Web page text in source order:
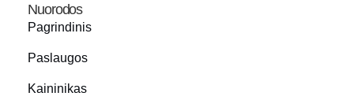
Nuorodos
Pagrindinis
Paslaugos
Kaininikas